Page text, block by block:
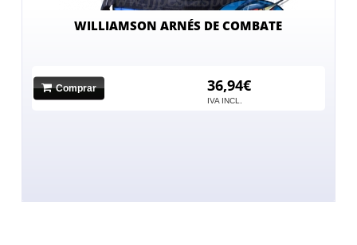
WILLIAMSON ARNÉS DE COMBATE
Comprar 36,94€
IVA INCL.